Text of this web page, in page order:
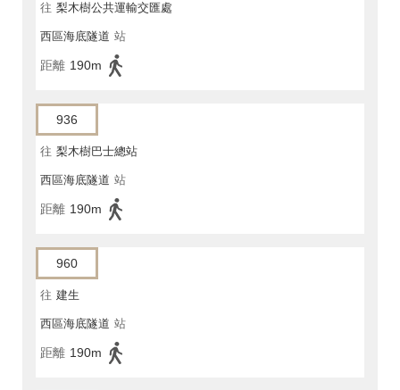
往 梨木樹公共運輸交匯處
西區海底隧道 站
距離 190m
936
往 梨木樹巴士總站
西區海底隧道 站
距離 190m
960
往 建生
西區海底隧道 站
距離 190m